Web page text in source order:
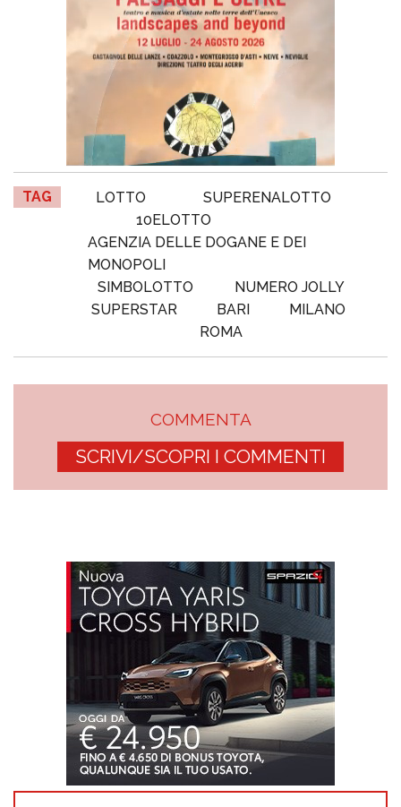
TAG LOTTO
SUPERENALOTTO
10ELOTTO
AGENZIA DELLE DOGANE E DEI
MONOPOLI
SIMBOLOTTO
NUMERO JOLLY
SUPERSTAR
BARI
MILANO
ROMA
COMMENTA
SCRIVI/SCOPRI I COMMENTI